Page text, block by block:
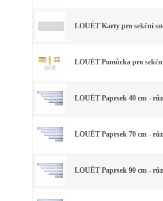
LOUËT Karty pro sekční
LOUËT Pomůcka pro
LOUËT Paprsek 40 cm -
LOUËT Paprsek 70 cm -
LOUËT Paprsek 90 cm -